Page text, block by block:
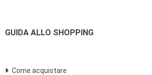
GUIDA ALLO SHOPPING
Come acquistare